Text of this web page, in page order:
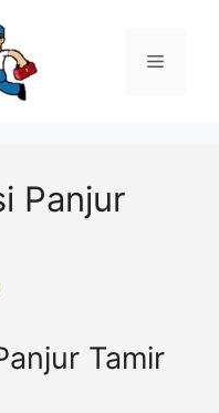
Menü
Panjur
Tamir